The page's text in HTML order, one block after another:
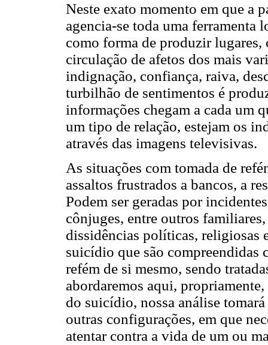
Neste exato momento em que a
agencia-se toda uma ferramenta
como forma de produzir
circulação de afetos dos mais
indignação, confiança, raiva,
turbilhão de sentimentos é
informações chegam a cada um
um tipo de relação, estejam os
através das imagens televisivas.
As situações com tomada de
assaltos frustrados a bancos, a
Podem ser geradas por
cônjuges, entre outros
dissidências políticas, religiosas
suicídio que são
refém de si mesmo, sendo
abordaremos aqui,
do suicídio, nossa análise
outras configurações, em que
atentar contra a vida de um ou